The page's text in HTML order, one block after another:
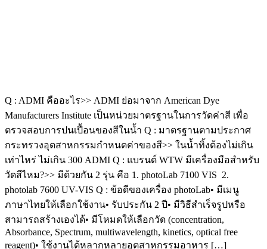
Q : ADMI คืออะไร>> ADMI ย่อมาจาก American Dye
Manufacturers Institute เป็นหน่วยมาตรฐานในการวัดค่าสี เพื่อ
ตรวจสอบการปนเปื้อนของสีในน้ำ Q : มาตรฐานตามประกาศ
กระทรวงอุตสาหกรรมกำหนดค่าของสี>> ในน้ำทิ้งต้องไม่เกิน
เท่าไหร่ ไม่เกิน 300 ADMI Q : แบรนด์ WTW มีเครื่องมือสำหรับ
วัดสีไหม?>> มีด้วยกัน 2 รุ่น คือ 1. photoLab 7100 VIS 2.
photolab 7600 UV-VIS Q : ข้อดีของเครื่อง photoLab• มีเมนู
ภาษาไทยให้เลือกใช้งาน• รับประกัน 2 ปี• มีวิธีสำเร็จรูปหรือ
สามารถสร้างเองได้• มีโหมดให้เลือกวัด (concentration,
Absorbance, Spectrum, multiwavelength, kinetics, optical free
reagent)• ใช้งานได้หลากหลายอุตสาหกรรมอาหาร […]